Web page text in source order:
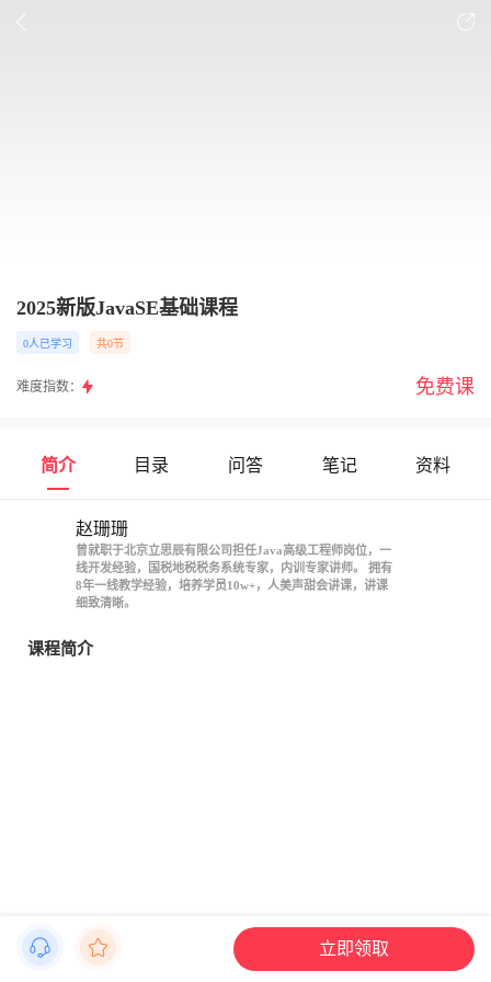
2025新版JavaSE基础课程
0人已学习 共0节
难度指数： 免费课
简介 目录 问答 笔记 资料
赵珊珊
曾就职于北京立思辰有限公司担任Java高级工程师岗位，一
线开发经验，国税地税税务系统专家，内训专家讲师。 拥有
8年一线教学经验，培养学员10w+，人美声甜会讲课，讲课
细致清晰。
课程简介
立即领取